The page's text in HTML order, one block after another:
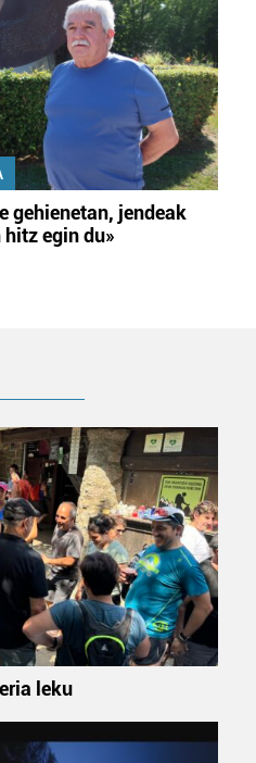
gehienetan, jendeak
egin du»
leku